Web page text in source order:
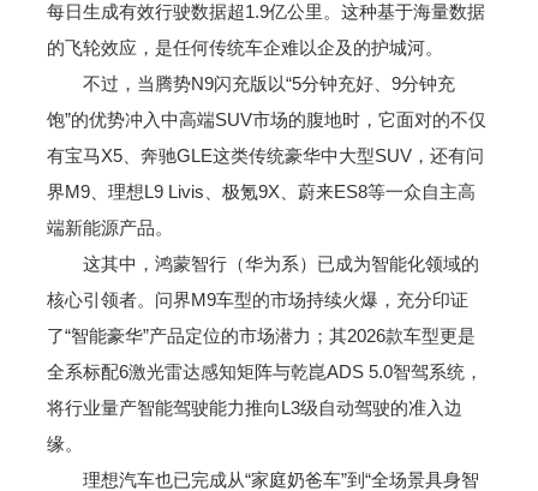
每日生成有效行驶数据超1.9亿公里。这种基于海量数据
的飞轮效应，是任何传统车企难以企及的护城河。
不过，当腾势N9闪充版以“5分钟充好、9分钟充
饱”的优势冲入中高端SUV市场的腹地时，它面对的不仅
有宝马X5、奔驰GLE这类传统豪华中大型SUV，还有问
界M9、理想L9 Livis、极氪9X、蔚来ES8等一众自主高
端新能源产品。
这其中，鸿蒙智行（华为系）已成为智能化领域的
核心引领者。问界M9车型的市场持续火爆，充分印证
了“智能豪华”产品定位的市场潜力；其2026款车型更是
全系标配6激光雷达感知矩阵与乾崑ADS 5.0智驾系统，
将行业量产智能驾驶能力推向L3级自动驾驶的准入边
缘。
理想汽车也已完成从“家庭奶爸车”到“全场景具身智